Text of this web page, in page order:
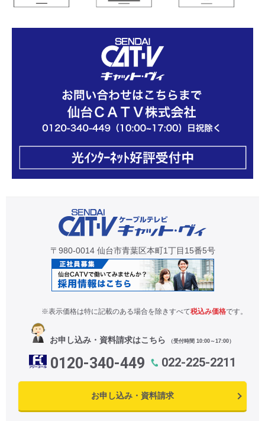
〒980-0014 仙台市青葉区本町1丁目15番5号
※表示価格は特に記載のある場合を除きすべて税込み価格です。
お申し込み・資料請求はこちら （受付時間 10:00～17:00）
0120-340-449 022-225-2211
お申し込み・資料請求